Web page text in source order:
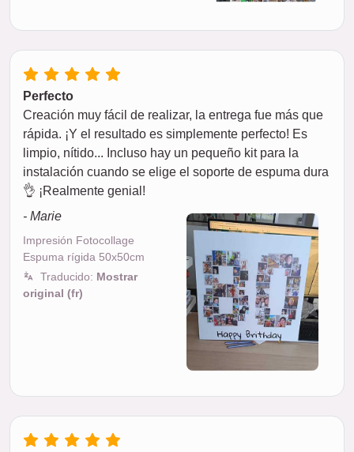
Perfecto
Creación muy fácil de realizar, la entrega fue más que
rápida. ¡Y el resultado es simplemente perfecto! Es
limpio, nítido... Incluso hay un pequeño kit para la
instalación cuando se elige el soporte de espuma dura
👌 ¡Realmente genial!
- Marie
Impresión Fotocollage
Espuma rígida 50x50cm
Traducido: Mostrar
original (fr)